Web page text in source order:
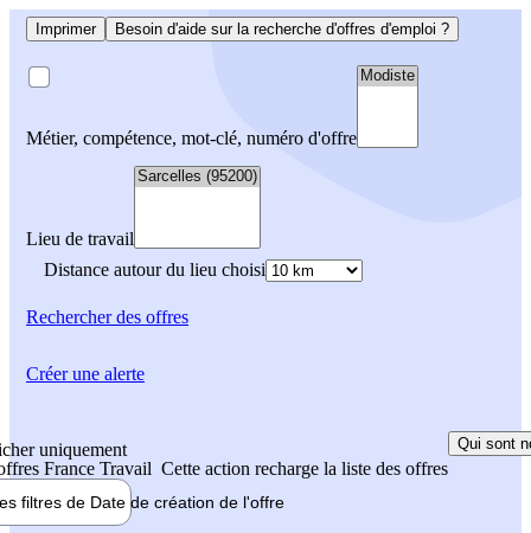
Imprimer Besoin d'aide sur la recherche d'offres d'emploi ?
Métier, compétence, mot-clé, numéro d'offre
Lieu de travail
Distance autour du lieu choisi
Rechercherdes offres
uniquement
France Travail Cette action recharge la liste des offres
Qui sont
filtres de Date de création de l'offre
Créer une alerte